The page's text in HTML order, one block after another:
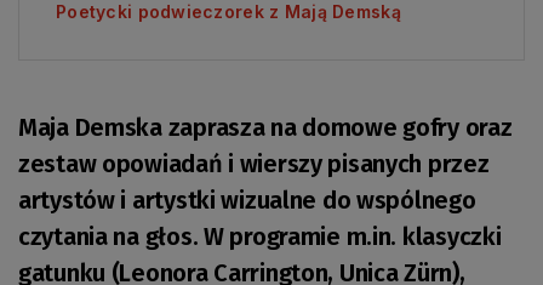
Poetycki podwieczorek z Mają Demską
Maja Demska zaprasza na domowe gofry oraz
zestaw opowiadań i wierszy pisanych przez
artystów i artystki wizualne do wspólnego
czytania na głos. W programie m.in. klasyczki
gatunku (Leonora Carrington, Unica Zürn),